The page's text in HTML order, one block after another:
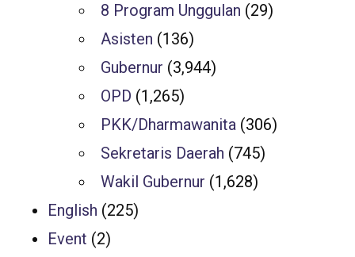
8 Program Unggulan (29)
Asisten (136)
Gubernur (3,944)
OPD (1,265)
PKK/Dharmawanita (306)
Sekretaris Daerah (745)
Wakil Gubernur (1,628)
English (225)
Event (2)